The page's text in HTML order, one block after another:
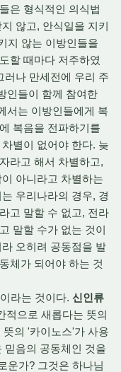
은 형식적인 의식법
않고, 안식일을 지키
지 않는 이방인들을
할 때마다 저주하였
러나 만세전에 우리 주
인들이 함께 참여한
서는 이방인들에게 복
복음을 전파하기를
별이 없어야 한다. 늦
라고 해서 차별하고,
아니라고 차별하는
우리나라의 경우, 경
고 말할 수 없고, 전라
말할 수가 없는 것이
오히려 공동점을 발
체가 되어야 하는 것
이라는 것이다. 신인류
적으로 새롭다는 뜻의
의 '카이노스'가 사용
믿음의 공동체인 것을
운가? 그것은 하나님